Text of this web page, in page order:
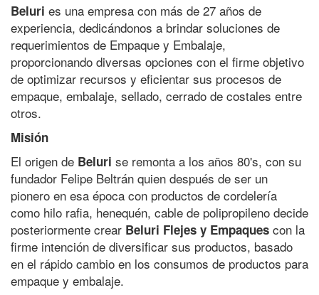
Beluri es una empresa con más de 27 años de
experiencia, dedicándonos a brindar soluciones de
requerimientos de Empaque y Embalaje,
proporcionando diversas opciones con el firme objetivo
de optimizar recursos y eficientar sus procesos de
empaque, embalaje, sellado, cerrado de costales entre
otros.
Misión
El origen de Beluri se remonta a los años 80's, con su
fundador Felipe Beltrán quien después de ser un
pionero en esa época con productos de cordelería
como hilo rafia, henequén, cable de polipropileno decide
posteriormente crear Beluri Flejes y Empaques con la
firme intención de diversificar sus productos, basado
en el rápido cambio en los consumos de productos para
empaque y embalaje.